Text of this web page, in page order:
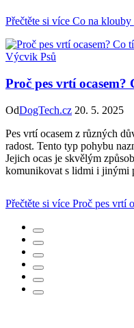
Přečtěte si více Co na klouby
Výcvik Psů
Proč pes vrtí ocasem?
OdDogTech.cz 20. 5. 2025
Pes vrtí ocasem z různých
radost. Tento typ pohybu
Jejich ocas je skvělým
komunikovat s lidmi i jinými
Přečtěte si více Proč pes vrtí